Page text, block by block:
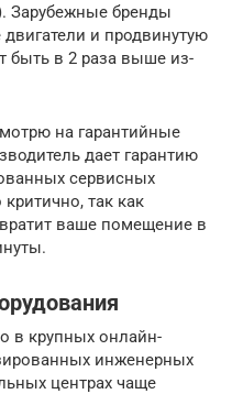
Зарубежные бренды
и продвинутую
быть в 2 раза выше из-
на гарантийные
дает гарантию
сервисных
так как
ваше помещение в
в крупных онлайн-
инженерных
центрах чаще